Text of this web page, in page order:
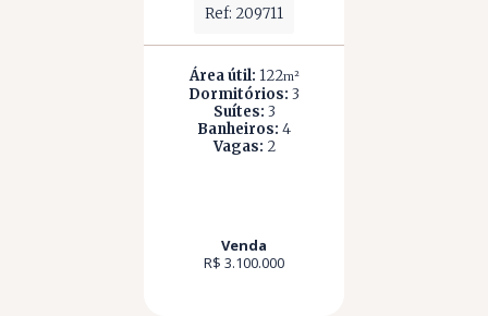
Ref: 209711
Área útil: 122m²
Dormitórios: 3
Suítes: 3
Banheiros: 4
Vagas: 2
Venda
R$ 3.100.000